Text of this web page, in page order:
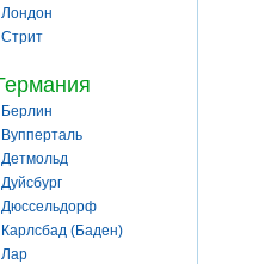
Лондон
Стрит
Берлин
Вупперталь
Детмольд
Дуйсбург
Дюссельдорф
Карлсбад (Баден)
Лар